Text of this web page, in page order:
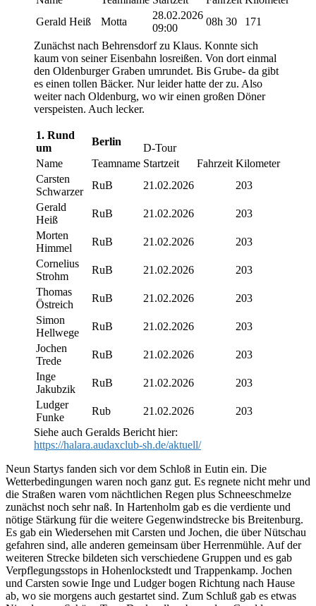
Gerald Heiß
Motta
28.02.2026
09:00
08h 30
171
Zunächst nach Behrensdorf zu Klaus. Konnte sich
kaum von seiner Eisenbahn losreißen. Von dort einmal
den Oldenburger Graben umrundet. Bis Grube- da gibt
es einen tollen Bäcker. Nur leider hatte der zu. Also
weiter nach Oldenburg, wo wir einen großen Döner
verspeisten. Auch lecker.
1. Rund
um
Berlin
D-Tour
Name
Teamname Startzeit Fahrzeit Kilometer
Carsten
Schwarzer
RuB 21.02.2026
203
Gerald
Heiß
RuB 21.02.2026
203
Morten
Himmel
RuB 21.02.2026
203
Cornelius
Strohm
RuB 21.02.2026
203
Thomas
Östreich
RuB 21.02.2026
203
Simon
Hellwege
RuB 21.02.2026
203
Jochen
Trede
RuB 21.02.2026
203
Inge
Jakubzik
RuB 21.02.2026
203
Ludger
Funke
Rub 21.02.2026
203
Siehe auch Geralds Bericht hier:
https://halara.audaxclub-sh.de/aktuell/
Neun Startys fanden sich vor dem Schloß in Eutin ein. Die
Wetterbedingungen waren noch ganz gut. Es regnete nicht mehr und
die Straßen waren vom nächtlichen Regen plus Schneeschmelze
zunächst noch sehr naß. In Hartenholm gab es die verdiente und
nötige Stärkung für die weitere Gegenwindstrecke bis Breitenburg.
Es gab ein Wiedersehen mit Carsten und Jochen, die über Nütschau
gefahren sind, alle anderen gemeinsam über Herrenmühle. Auf der
weiteren Strecke bildeten sich verschiedene Gruppen und es gab
Verpflegungsstops in Hohenlockstedt und Trappenkamp. Jochen
und Carsten sowie Inge und Ludger bogen Richtung nach Hause
ab, wo sie morgens auch gestartet sind. Zum Schluß gab es etwas